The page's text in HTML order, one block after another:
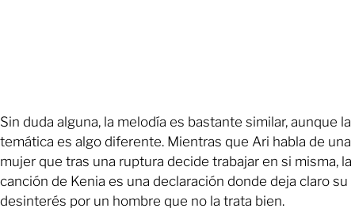
Sin duda alguna, la melodía es bastante similar, aunque la
temática es algo diferente. Mientras que Ari habla de una
mujer que tras una ruptura decide trabajar en si misma, la
canción de Kenia es una declaración donde deja claro su
desinterés por un hombre que no la trata bien.